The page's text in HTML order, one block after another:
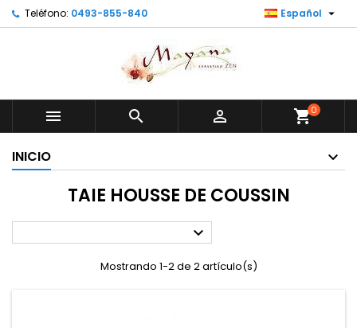
Teléfono: 0493-855-840 Español 
   shopping_cart0
INICIO
TAIE HOUSSE DE COUSSIN

Mostrando 1-2 de 2 artículo(s)